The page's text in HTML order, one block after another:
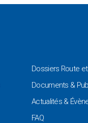
Dossiers Route
Documents &
Actualités &
FAQ